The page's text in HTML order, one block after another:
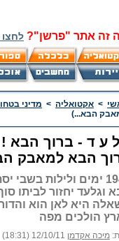
זה אתר "פרשן"?
> אקטואליה > מדיני
הבא...)
ע ד - ברוך הבא !
הבא למאבק
1942 ימים ולילות בשבי
וגלעד יחזור לביתו
היא לאן הוא
הולכים מפה
מיכה אקדמן 12/10/11 (18:31)